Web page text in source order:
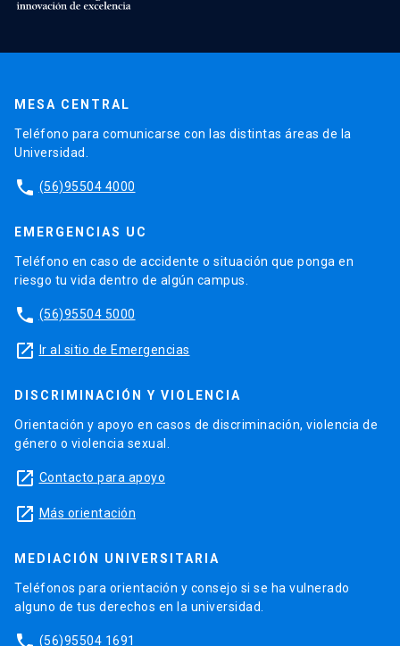
MESA CENTRAL
Teléfono para comunicarse con las distintas áreas de la
Universidad.
phone (56)95504 4000
EMERGENCIAS UC
Teléfono en caso de accidente o situación que ponga en
riesgo tu vida dentro de algún campus.
phone (56)95504 5000
launch Ir al sitio de Emergencias
DISCRIMINACIÓN Y VIOLENCIA
Orientación y apoyo en casos de discriminación, violencia de
género o violencia sexual.
launch Contacto para apoyo
launch Más orientación
MEDIACIÓN UNIVERSITARIA
Teléfonos para orientación y consejo si se ha vulnerado
alguno de tus derechos en la universidad.
(56)95504 1691